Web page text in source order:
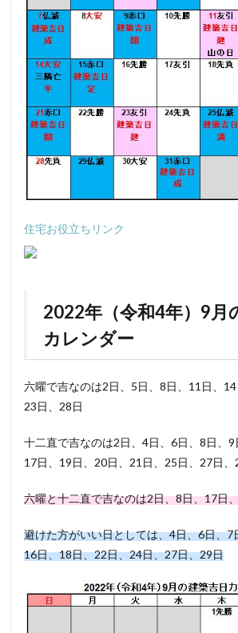
住宅お役立ちリンク
2022年（令和4年）9月
カレンダー
六曜で吉なのは2日、5日、8日、11日、14
23日、28日
十二直で吉なのは2日、4日、6日、8日、9
17日、19日、20日、21日、25日、27日、
六曜と十二直で吉なのは2日、8日、17日
避けた方がいい日としては、4日、6日、7
16日、18日、22日、24日、27日、29日